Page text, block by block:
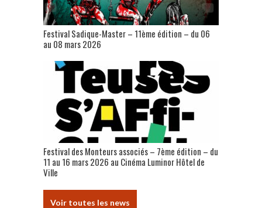
Festival Sadique-Master – 11ème édition – du 06
au 08 mars 2026
Festival des Monteurs associés – 7ème édition – du
11 au 16 mars 2026 au Cinéma Luminor Hôtel de
Ville
Voir toutes les news